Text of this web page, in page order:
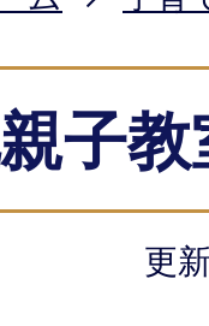
子教
更